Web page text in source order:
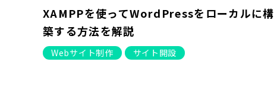
XAMPPを使ってWordPressをローカルに構
築する方法を解説
Webサイト制作 サイト開設